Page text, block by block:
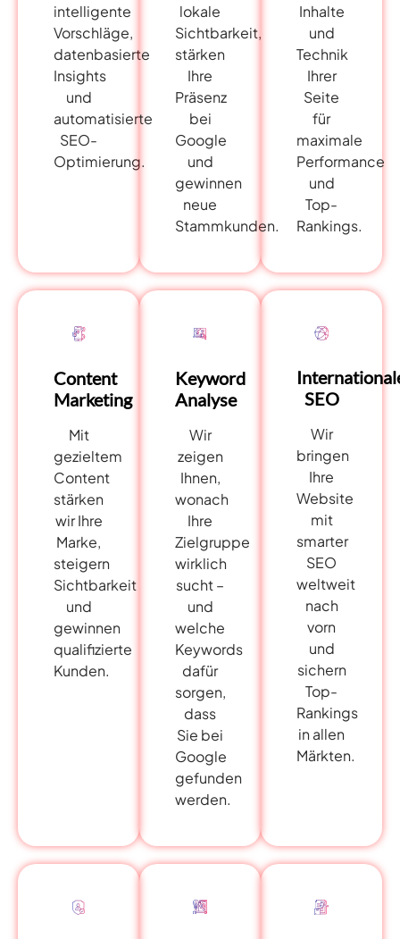
intelligente
Vorschläge,
datenbasierte
Insights
und
automatisierte
SEO-
Optimierung.
lokale
Sichtbarkeit,
stärken
Ihre
Präsenz
bei
Google
und
gewinnen
neue
Stammkunden.
Inhalte
und
Technik
Ihrer
Seite
für
maximale
Performance
und
Top-
Rankings.
Content
Marketing
Mit
gezieltem
Content
stärken
wir Ihre
Marke,
steigern
Sichtbarkeit
und
gewinnen
qualifizierte
Kunden.
Keyword
Analyse
Wir
zeigen
Ihnen,
wonach
Ihre
Zielgruppe
wirklich
sucht –
und
welche
Keywords
dafür
sorgen,
dass
Sie bei
Google
gefunden
werden.
SEO
Wir
bringen
Ihre
Website
mit
smarter
SEO
weltweit
nach
vorn
und
sichern
Top-
Rankings
in allen
Märkten.